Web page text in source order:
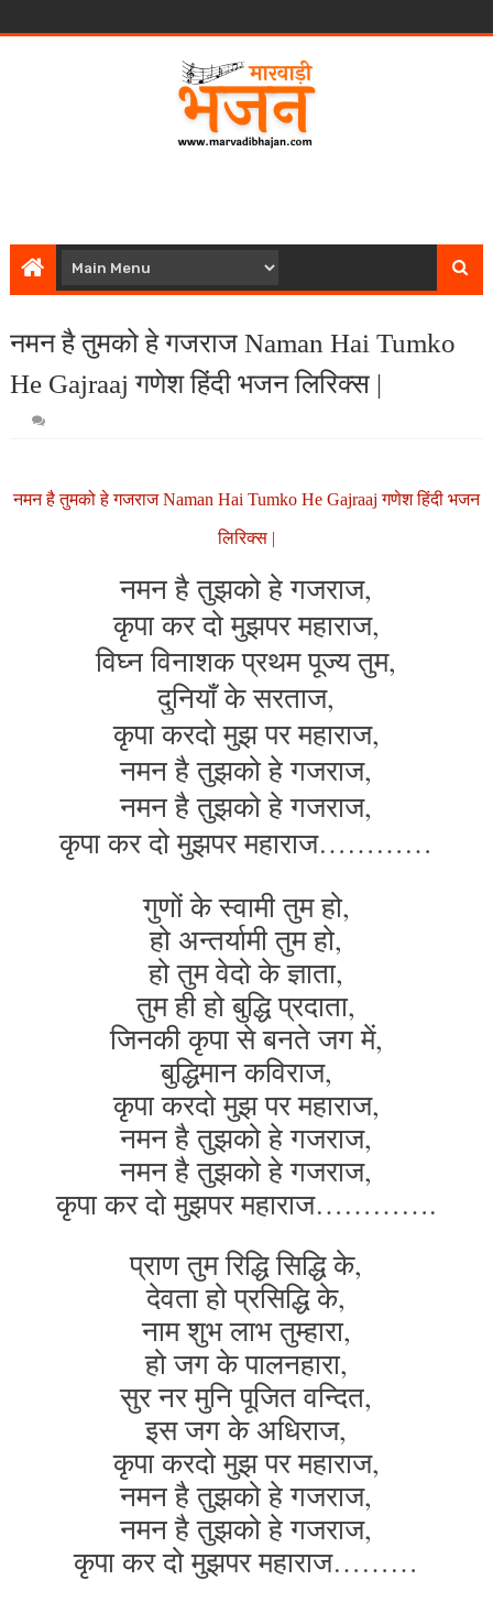
नमन है तुमको हे गजराज Naman Hai Tumko
He Gajraaj गणेश हिंदी भजन लिरिक्स |
नमन है तुमको हे गजराज Naman Hai Tumko He Gajraaj गणेश हिंदी भजन
लिरिक्स |
नमन है तुझको हे गजराज,
कृपा कर दो मुझपर महाराज,
विघ्न विनाशक प्रथम पूज्य तुम,
दुनियाँ के सरताज,
कृपा करदो मुझ पर महाराज,
नमन है तुझको हे गजराज,
नमन है तुझको हे गजराज,
कृपा कर दो मुझपर महाराज…………
गुणों के स्वामी तुम हो,
हो अन्तर्यामी तुम हो,
हो तुम वेदो के ज्ञाता,
तुम ही हो बुद्धि प्रदाता,
जिनकी कृपा से बनते जग में,
बुद्धिमान कविराज,
कृपा करदो मुझ पर महाराज,
नमन है तुझको हे गजराज,
नमन है तुझको हे गजराज,
कृपा कर दो मुझपर महाराज………….
प्राण तुम रिद्धि सिद्धि के,
देवता हो प्रसिद्धि के,
नाम शुभ लाभ तुम्हारा,
हो जग के पालनहारा,
सुर नर मुनि पूजित वन्दित,
इस जग के अधिराज,
कृपा करदो मुझ पर महाराज,
नमन है तुझको हे गजराज,
नमन है तुझको हे गजराज,
कृपा कर दो मुझपर महाराज………